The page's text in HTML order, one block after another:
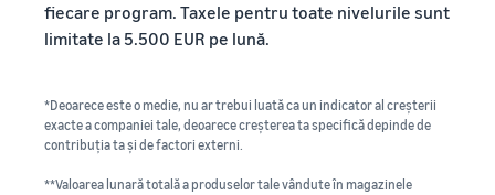
fiecare program. Taxele pentru toate nivelurile sunt
limitate la 5.500 EUR pe lună.
*Deoarece este o medie, nu ar trebui luată ca un indicator al creșterii
exacte a companiei tale, deoarece creșterea ta specifică depinde de
contribuția ta și de factori externi.
**Valoarea lunară totală a produselor tale vândute în magazinele